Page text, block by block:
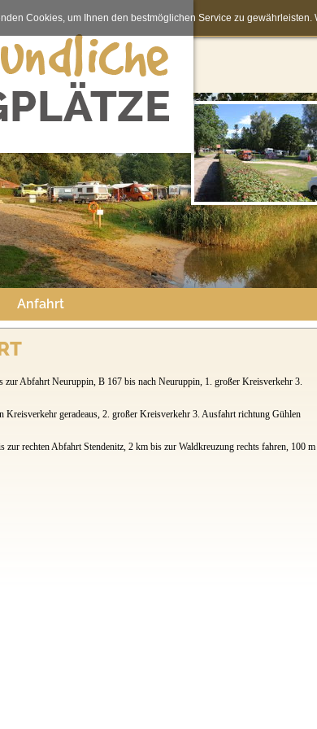
Anfahrt
zur Abfahrt Neuruppin, B 167 bis nach Neuruppin, 1. großer Kreisverkehr 3.
Kreisverkehr geradeaus, 2. großer Kreisverkehr 3. Ausfahrt richtung Gühlen
zur rechten Abfahrt Stendenitz, 2 km bis zur Waldkreuzung rechts fahren, 100 m
Cookies, um Ihnen den bestmöglichen Service zu